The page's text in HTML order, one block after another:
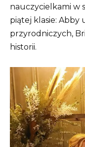
nauczycielkami w
piątej klasie: Abby
przyrodniczych,
historii.